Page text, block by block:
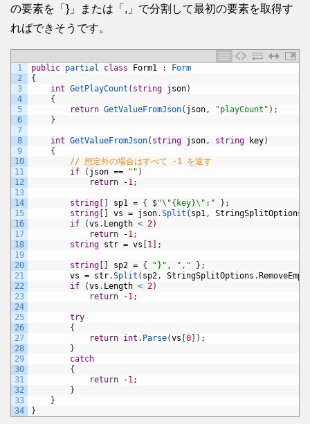
の要素を「}」または「,」で分割して最初の要素を取得す
ればできそうです。
1
2
3
4
5
6
7
8
9
10
11
12
13
14
15
16
17
18
19
20
21
22
23
24
25
26
27
28
29
30
31
32
33
34
public partial class Form1 :
Form
{
int GetPlayCount ( string json)
{
return GetValueFromJson( json , "playCount" ) ;
}
int GetValueFromJson( string json , string key)
{
// 想定外の場合はすべて -1 を返す
if
( json == "" )
return
-1 ;
string [ ] sp1 = { $"\"{key}\":" } ;
string [ ] vs = json.Split ( sp1 , StringSplitOptions
if
(vs . Length < 2)
return
-1 ;
string str = vs [1 ] ;
string [ ] sp2 = { "}" , "," } ;
vs = str.Split ( sp2 , StringSplitOptions .
if
(vs . Length < 2)
return
-1 ;
try
{
return int . Parse(vs [0] ) ;
}
catch
{
return
-1 ;
}
}
}